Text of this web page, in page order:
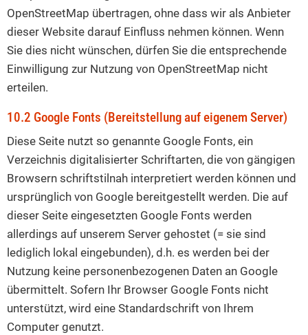
OpenStreetMap übertragen, ohne dass wir als Anbieter
dieser Website darauf Einfluss nehmen können. Wenn
Sie dies nicht wünschen, dürfen Sie die entsprechende
Einwilligung zur Nutzung von OpenStreetMap nicht
erteilen.
10.2 Google Fonts (Bereitstellung auf eigenem Server)
Diese Seite nutzt so genannte Google Fonts, ein
Verzeichnis digitalisierter Schriftarten, die von gängigen
Browsern schriftstilnah interpretiert werden können und
ursprünglich von Google bereitgestellt werden. Die auf
dieser Seite eingesetzten Google Fonts werden
allerdings auf unserem Server gehostet (= sie sind
lediglich lokal eingebunden), d.h. es werden bei der
Nutzung keine personenbezogenen Daten an Google
übermittelt. Sofern Ihr Browser Google Fonts nicht
unterstützt, wird eine Standardschrift von Ihrem
Computer genutzt.